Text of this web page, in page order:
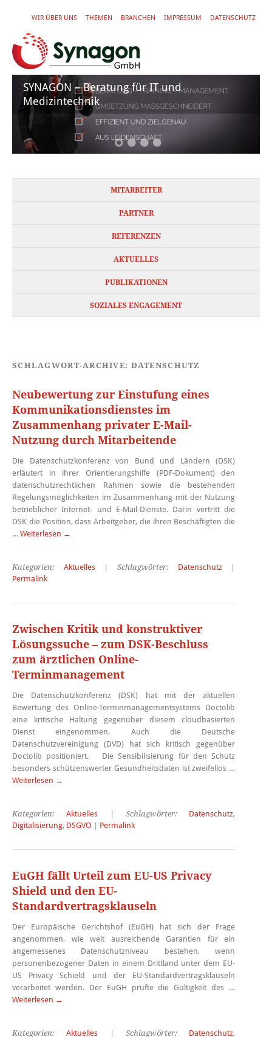
WIR ÜBER UNS THEMEN BRANCHEN IMPRESSUM DATENSCHUTZ
SYNAGON – Beratung für IT und
Medizintechnik
MITARBEITER
PARTNER
REFERENZEN
AKTUELLES
PUBLIKATIONEN
SOZIALES ENGAGEMENT
SCHLAGWORT-ARCHIVE: DATENSCHUTZ
Neubewertung zur Einstufung eines
Kommunikationsdienstes im
Zusammenhang privater E-Mail-
Nutzung durch Mitarbeitende
Die Datenschutzkonferenz von Bund und Ländern (DSK)
erläutert in ihrer Orientierungshilfe (PDF-Dokument) den
datenschutzrechtlichen Rahmen sowie die bestehenden
Regelungsmöglichkeiten im Zusammenhang mit der Nutzung
betrieblicher Internet- und E-Mail-Dienste. Darin vertritt die
DSK die Position, dass Arbeitgeber, die ihren Beschäftigten die
… Weiterlesen →
Kategorien: Aktuelles| Schlagwörter: Datenschutz |
Permalink
Zwischen Kritik und konstruktiver
Lösungssuche – zum DSK-Beschluss
zum ärztlichen Online-
Terminmanagement
Die Datenschutzkonferenz (DSK) hat mit der aktuellen
Bewertung des Online-Terminmanagementsystems Doctolib
eine kritische Haltung gegenüber diesem cloudbasierten
Dienst eingenommen. Auch die Deutsche
Datenschutzvereinigung (DVD) hat sich kritisch gegenüber
Doctolib positioniert. Die Sensibilisierung für den Schutz
besonders schützenswerter Gesundheitsdaten ist zweifellos …
Weiterlesen →
Kategorien:Aktuelles | Schlagwörter: Datenschutz,
Digitalisierung, DSGVO | Permalink
EuGH fällt Urteil zum EU-US Privacy
Shield und den EU-
Standardvertragsklauseln
Der Europäische Gerichtshof (EuGH) hat sich der Frage
angenommen, wie weit ausreichende Garantien für ein
angemessenes Datenschutzniveau bestehen, wenn
personenbezogener Daten in einem Drittland unter dem EU-
US Privacy Schield und der EU-Standardvertragsklauseln
verarbeitet werden. Der EuGH prüfte die Gültigkeit des …
Weiterlesen →
Kategorien:Aktuelles | Schlagwörter: Datenschutz,